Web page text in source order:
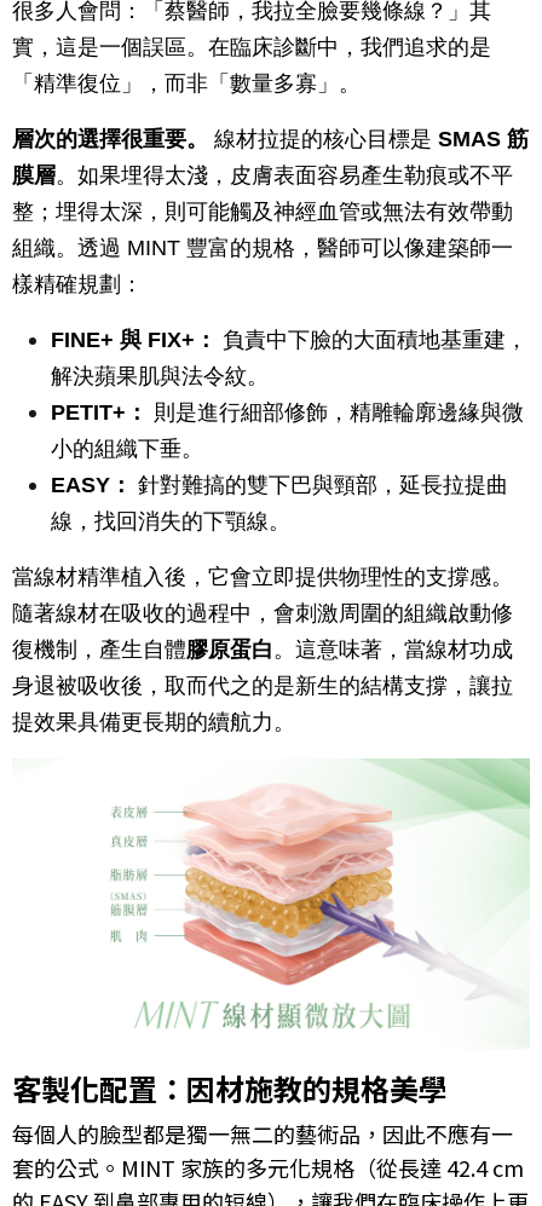
很多人會問：「蔡醫師，我拉全臉要幾條線？」其
實，這是一個誤區。在臨床診斷中，我們追求的是
「精準復位」，而非「數量多寡」。
層次的選擇很重要。 線材拉提的核心目標是 SMAS 筋
膜層。如果埋得太淺，皮膚表面容易產生勒痕或不平
整；埋得太深，則可能觸及神經血管或無法有效帶動
組織。透過 MINT 豐富的規格，醫師可以像建築師一
樣精確規劃：
FINE+ 與 FIX+：
負責中下臉的大面積地基重建，
解決蘋果肌與法令紋。
PETIT+：
則是進行細部修飾，精雕輪廓邊緣與微
小的組織下垂。
EASY： 針對難搞的雙下巴與頸部，延長拉提曲
線，找回消失的下顎線。
當線材精準植入後，它會立即提供物理性的支撐感。
隨著線材在吸收的過程中，會刺激周圍的組織啟動修
復機制，產生自體膠原蛋白。這意味著，當線材功成
身退被吸收後，取而代之的是新生的結構支撐，讓拉
提效果具備更長期的續航力。
客製化配置：因材施教的規格美學
每個人的臉型都是獨一無二的藝術品，因此不應有一
套的公式。MINT 家族的多元化規格（從長達 42.4 cm